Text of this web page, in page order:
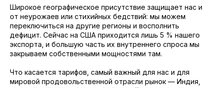
Широкое географическое присутствие защищает нас и
от неурожаев или стихийных бедствий: мы можем
переключиться на другие регионы и восполнить
дефицит. Сейчас на США приходится лишь 5 % нашего
экспорта, и большую часть их внутреннего спроса мы
закрываем собственными мощностями там.
Что касается тарифов, самый важный для нас и для
мировой продовольственной отрасли рынок — Индия,